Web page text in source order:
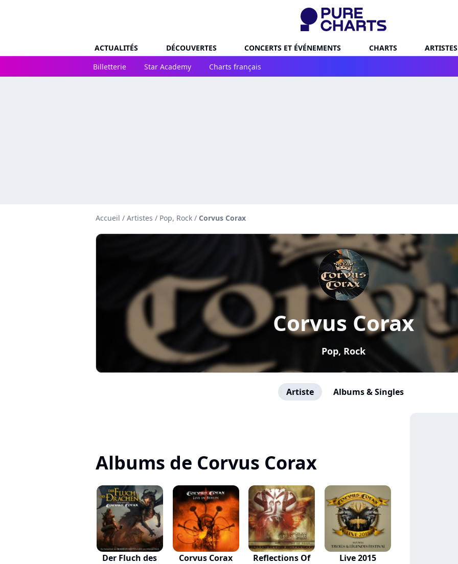
ACTUALITÉS DÉCOUVERTES CONCERTS ET ÉVÉNEMENTS CHARTS ARTISTES
Billetterie
Star Academy Charts français
Accueil / Artistes / Pop, Rock / Corvus Corax
Corvus Corax
Pop, Rock
Artiste Albums & Singles
Albums de Corvus Corax
Der Fluch des
Corvus Corax
Reflections Of
Live 2015